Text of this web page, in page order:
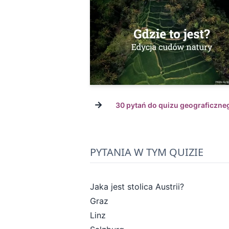
→ 30 pytań do quizu
PYTANIA W TYM QUIZIE
Jaka jest stolica Austrii?
Graz
Linz